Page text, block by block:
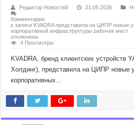
Редактор Новостей 21.05.2026
Комментарии
к записи KVADRA представила на ЦИПР новые
корпоративной инфраструктуры рабочих мест
отключены
4 Просмотры
KVADRA, бренд клиентских устройств
Холдинг), представила на ЦИПР новые
корпоративных...